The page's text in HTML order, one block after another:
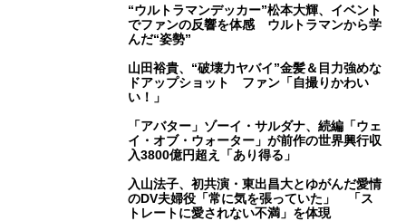
“ウルトラマンデッカー”松本大輝、イベント
でファンの反響を体感 ウルトラマンから学
んだ“姿勢”
山田裕貴、“破壊力ヤバイ”金髪＆目力強めな
ドアップショット ファン「自撮りかわい
い！」
「アバター」ゾーイ・サルダナ、続編「ウェ
イ・オブ・ウォーター」が前作の世界興行収
入3800億円超え「あり得る」
入山法子、初共演・東出昌大とゆがんだ愛情
のDV夫婦役「常に気を張っていた」 「ス
トレートに愛されない不満」を体現